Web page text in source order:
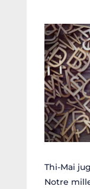
Thi-Mai
Notre